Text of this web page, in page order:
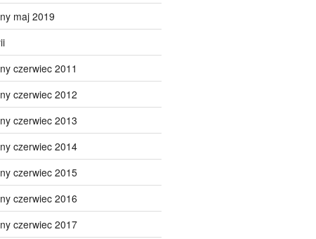
maj 2019
czerwiec 2011
czerwiec 2012
czerwiec 2013
czerwiec 2014
czerwiec 2015
czerwiec 2016
czerwiec 2017